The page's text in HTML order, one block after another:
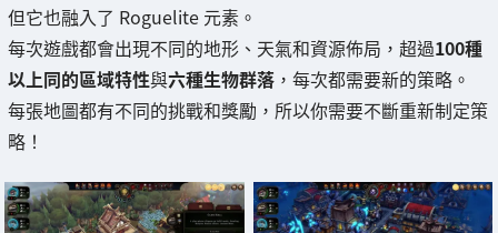
但它也融入了 Roguelite 元素。
每次遊戲都會出現不同的地形、天氣和資源佈局，超過100種
以上同的區域特性與六種生物群落 ，每次都需要新的策略。
每張地圖都有不同的挑戰和獎勵，所以你需要不斷重新制定策
略！